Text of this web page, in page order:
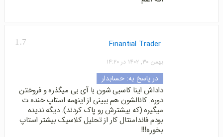
1.7 Finantial Trader
بهمن ۳۰, ۱۴۰۲ در ۱۴:۲۰
در پاسخ به: حسابدار
داداش اینا کاسبی شون با آی بی میگذره و فروختن
دوره. کانالشون هم ببینی از اینهمه استاپ خنده ت
میگیره (که بیشترش رو پاک کردند). دیگه ندیده
بودم فاندامنتال کار از تحلیل کلاسیک بیشتر استاپ
بخوره!!!